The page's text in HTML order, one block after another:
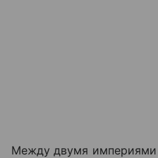
Между двумя империями